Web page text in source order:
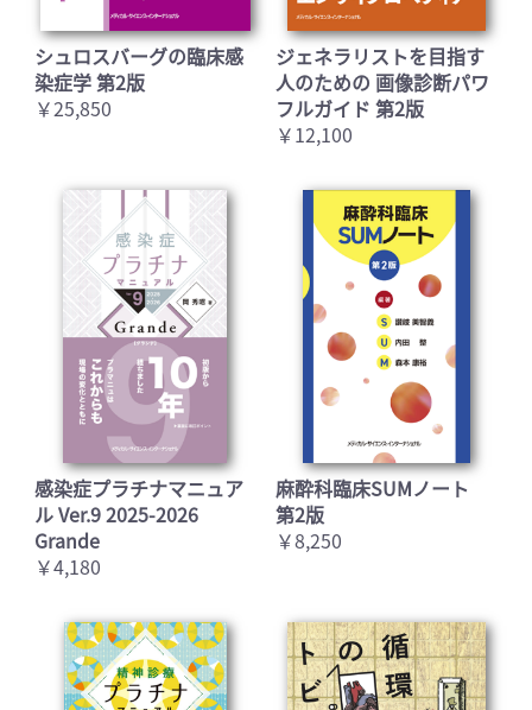
シュロスバーグの臨床感
染症学 第2版
￥25,850
ジェネラリストを目指す
人のための 画像診断パワ
フルガイド 第2版
￥12,100
感染症プラチナマニュア
ル Ver.9 2025-2026
Grande
￥4,180
麻酔科臨床SUMノート
第2版
￥8,250